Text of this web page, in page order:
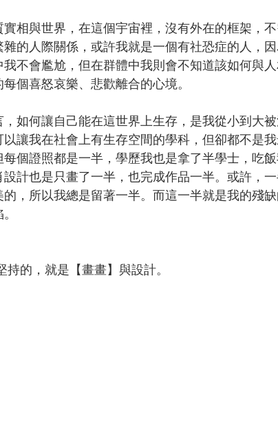
相與世界，在這個宇宙裡，沒有外在的框架，
的人際關係，或許我就是一個有社恐症的人，
不會尷尬，但在群體中我則會不知道該如何與
個喜怒哀樂、悲歡離合的心境。
如何讓自己能在這世界上生存，是我從小到大
讓我在社會上有生存空間的學科，但卻都不是
個證照都是一半，學歷我也是拿了半學士，吃
計也是只畫了一半，也完成作品一半。或許，
，所以我總是留著一半。而這一半就是我的殘
的，就是【畫畫】與設計。